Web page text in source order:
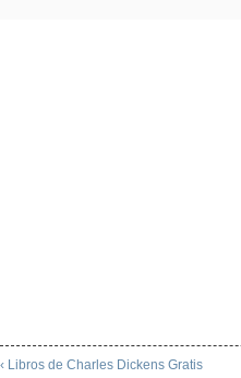
‹ Libros de Charles Dickens Gratis